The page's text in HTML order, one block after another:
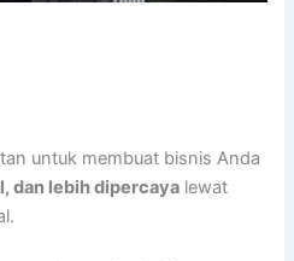
untuk membuat bisnis Anda
dan lebih dipercaya lewat